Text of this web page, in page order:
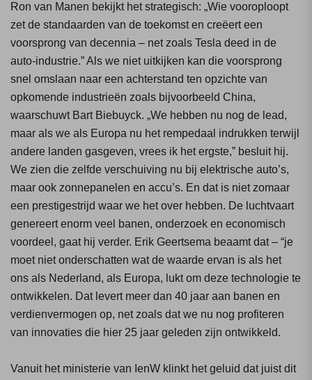
Ron van Manen bekijkt het strategisch: „Wie vooroploopt
zet de standaarden van de toekomst en creëert een
voorsprong van decennia – net zoals Tesla deed in de
auto-industrie.” Als we niet uitkijken kan die voorsprong
snel omslaan naar een achterstand ten opzichte van
opkomende industrieën zoals bijvoorbeeld China,
waarschuwt Bart Biebuyck. „We hebben nu nog de lead,
maar als we als Europa nu het rempedaal indrukken terwijl
andere landen gasgeven, vrees ik het ergste,” besluit hij.
We zien die zelfde verschuiving nu bij elektrische auto’s,
maar ook zonnepanelen en accu’s. En dat is niet zomaar
een prestigestrijd waar we het over hebben. De luchtvaart
genereert enorm veel banen, onderzoek en economisch
voordeel, gaat hij verder. Erik Geertsema beaamt dat – “je
moet niet onderschatten wat de waarde ervan is als het
ons als Nederland, als Europa, lukt om deze technologie te
ontwikkelen. Dat levert meer dan 40 jaar aan banen en
verdienvermogen op, net zoals dat we nu nog profiteren
van innovaties die hier 25 jaar geleden zijn ontwikkeld.
Vanuit het ministerie van IenW klinkt het geluid dat juist dit